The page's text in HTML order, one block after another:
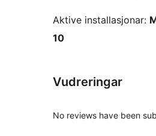
Aktive installasjonar:
10
Vudreringar
No reviews have been